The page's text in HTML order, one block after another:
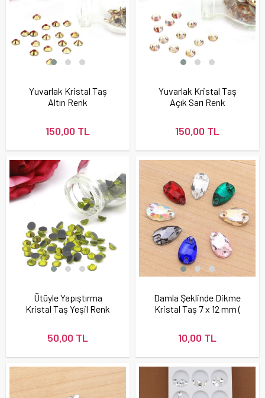
Yuvarlak Kristal Taş
Altın Renk
150,00 TL
Yuvarlak Kristal Taş
Açık Sarı Renk
150,00 TL
Ütüyle Yapıştırma
Kristal Taş Yeşil Renk
50,00 TL
Damla Şeklinde Dikme
Kristal Taş 7 x 12 mm (
10,00 TL